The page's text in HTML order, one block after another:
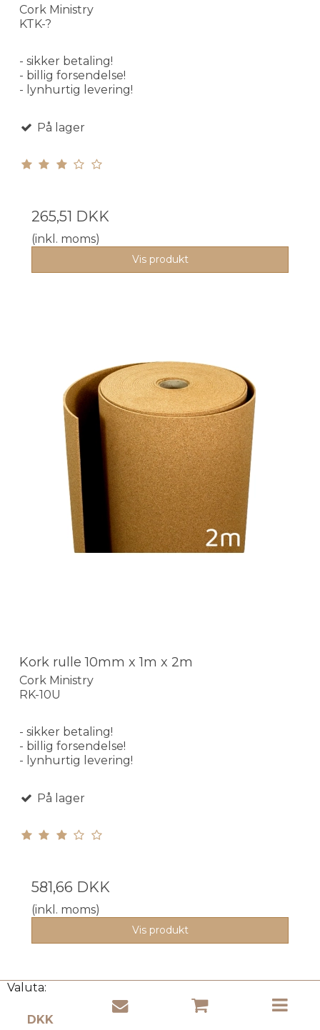
Valuta:
Cork Ministry
KTK-?
- sikker betaling!
- billig forsendelse!
- lynhurtig levering!
På lager
265,51 DKK
(inkl. moms)
Vis produkt
Kork rulle 10mm x 1m x 2m
Cork Ministry
RK-10U
- sikker betaling!
- billig forsendelse!
- lynhurtig levering!
På lager
581,66 DKK
(inkl. moms)
Vis produkt